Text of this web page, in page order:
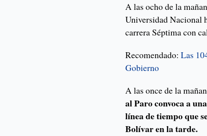
A las ocho de la
Universidad Nacional
carrera Séptima con
Recomendado:Las
Gobierno
A las once de la
al Paro convoca a
línea de tiempo que
Bolívar en la tarde.